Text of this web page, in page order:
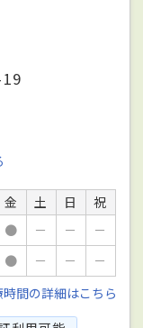
金 土 日
祝
● － －
－
● － －
－
時間の詳細はこちら